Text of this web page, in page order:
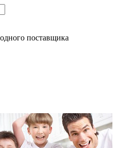
поставщика